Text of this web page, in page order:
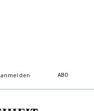
anmelden ABO